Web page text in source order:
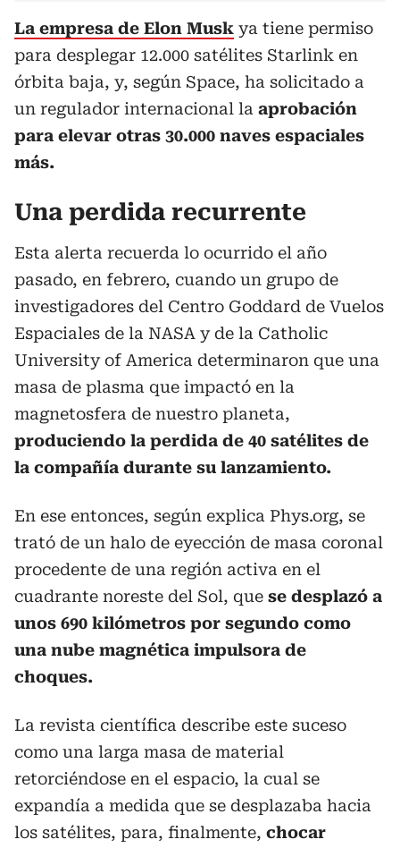
La empresa de Elon Musk ya tiene permiso
para desplegar 12.000 satélites Starlink en
órbita baja, y, según Space, ha solicitado a
un regulador internacional la aprobación
para elevar otras 30.000 naves espaciales
más.
Una perdida recurrente
Esta alerta recuerda lo ocurrido el año
pasado, en febrero, cuando un grupo de
investigadores del Centro Goddard de Vuelos
Espaciales de la NASA y de la Catholic
University of America determinaron que una
masa de plasma que impactó en la
magnetosfera de nuestro planeta,
produciendo la perdida de 40 satélites de
la compañía durante su lanzamiento.
En ese entonces, según explica Phys.org, se
trató de un halo de eyección de masa coronal
procedente de una región activa en el
cuadrante noreste del Sol, que se desplazó a
unos 690 kilómetros por segundo como
una nube magnética impulsora de
choques.
La revista científica describe este suceso
como una larga masa de material
retorciéndose en el espacio, la cual se
expandía a medida que se desplazaba hacia
los satélites, para, finalmente, chocar